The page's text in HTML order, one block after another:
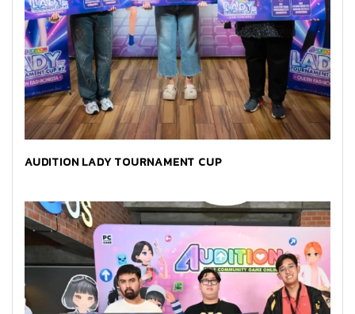
AUDITION LADY TOURNAMENT CUP